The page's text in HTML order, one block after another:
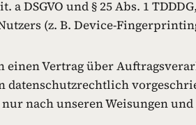
a DSGVO und § 25 Abs. 1
(z. B. Device-
einen Vertrag über
nach unseren Weisungen